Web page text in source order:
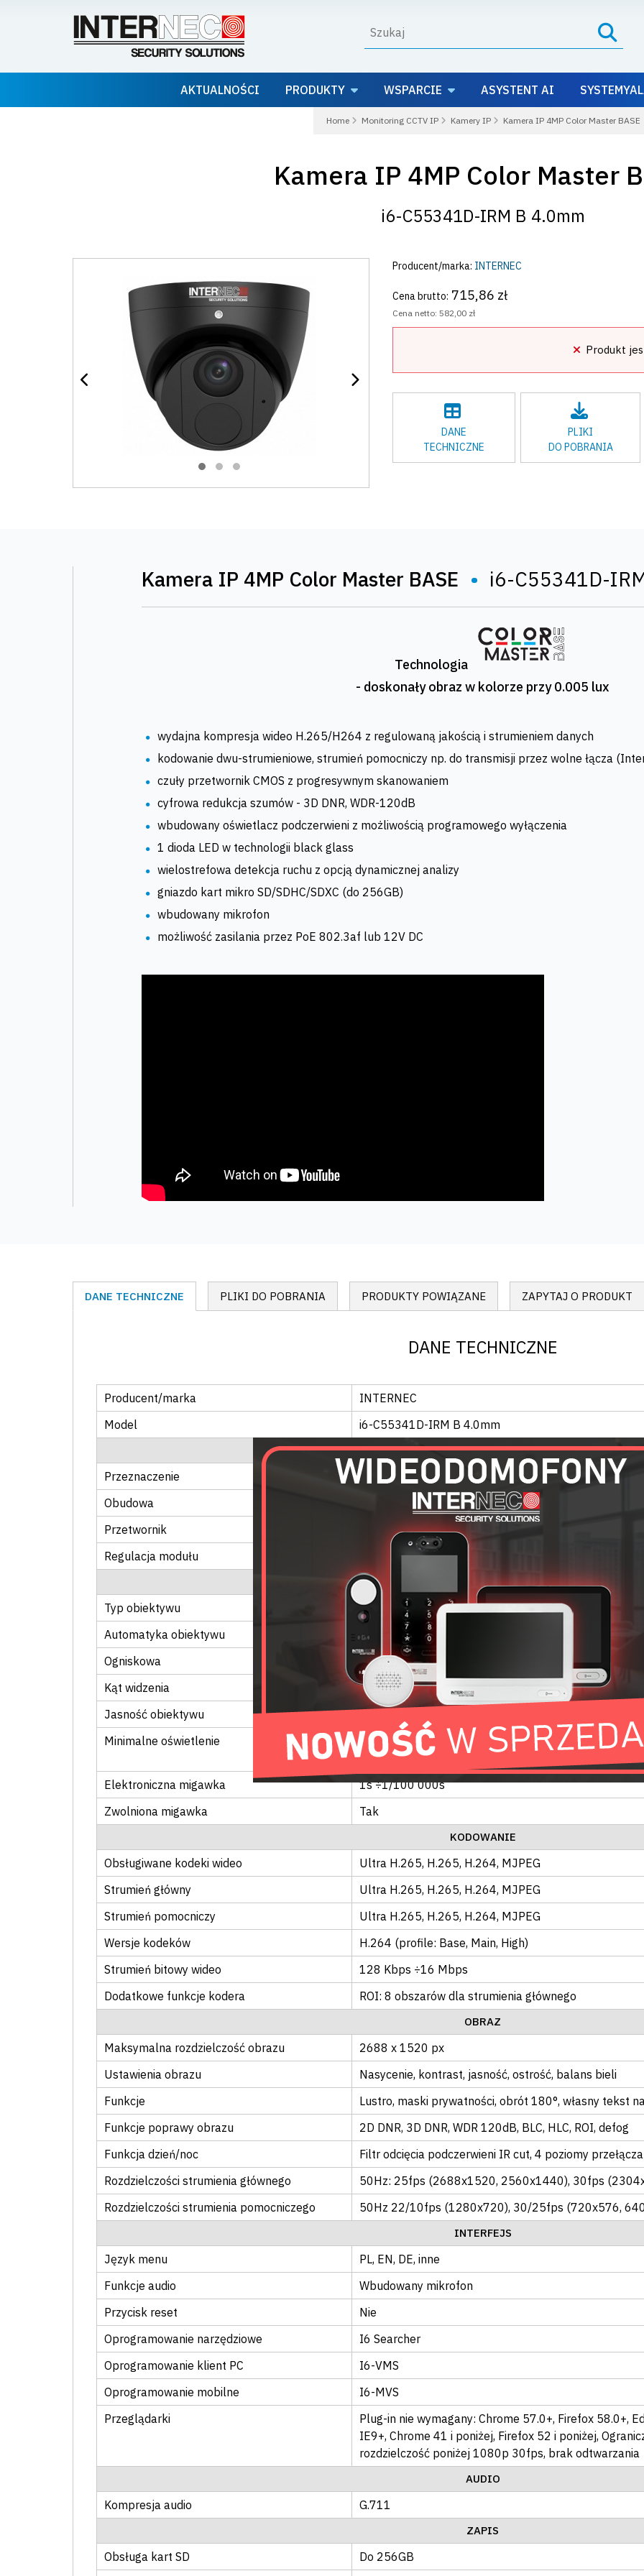
AKTUALNOŚCI PRODUKTY WSPARCIE ASYSTENT AI
Home Monitoring CCTV IP Kamery IP Kamera IP 4MP Color Master BASE
Kamera IP 4MP Color Master
i6-C55341D-IRM B 4.0mm
Producent/marka: INTERNEC
Cena brutto: 715,86 zł
Cena netto:582,00 zł
Produkt
DANE
TECHNICZNE
PLIKI
DO POBRANIA
Kamera IP 4MP Color Master BASE • i6-C55341D-
Technologia
- doskonały obraz w kolorze przy 0.005 lux
wydajna kompresja wideo H.265/H264 z regulowaną jakością i strumieniem danych
kodowanie dwu-strumieniowe, strumień pomocniczy np. do transmisji przez wolne łącza
czuły przetwornik CMOS z progresywnym skanowaniem
cyfrowa redukcja szumów - 3D DNR, WDR-120dB
wbudowany oświetlacz podczerwieni z możliwością programowego wyłączenia
1 dioda LED w technologii black glass
wielostrefowa detekcja ruchu z opcją dynamicznej analizy
gniazdo kart mikro SD/SDHC/SDXC (do 256GB)
wbudowany mikrofon
możliwość zasilania przez PoE 802.3af lub 12V DC
DANE TECHNICZNE PLIKI DO POBRANIA PRODUKTY POWIĄZANE ZAPYTAJ O PRODUKT
DANE TECHNICZNE
Producent/marka
INTERNEC
Model
i6-C55341D-IRM B 4.0mm
KAMERA
Przeznaczenie Wewnątrz, zewnątrz
Obudowa
Przetwornik
1/3” progressive scan CMOS
Regulacja modułu
OBIEKTYW
Typ obiektywu
Stałoogniskowy
Automatyka obiektywu
Brak
Ogniskowa
4 mm
Kąt widzenia
79,7°
Jasność obiektywu
F1.6
Minimalne oświetlenie
0.005Lux (F1.6, AGC ON)
0lux przy IR ON
Elektroniczna migawka
1s ÷1/100 000s
Zwolniona migawka
Tak
KODOWANIE
Obsługiwane kodeki wideo Ultra H.265, H.265, H.264, MJPEG
Strumień główny
Ultra H.265, H.265, H.264, MJPEG
Strumień pomocniczy
Ultra H.265, H.265, H.264, MJPEG
Wersje kodeków
H.264 (profile: Base, Main, High)
Strumień bitowy wideo
128 Kbps ÷16 Mbps
Dodatkowe funkcje kodera
ROI: 8 obszarów dla strumienia głównego
OBRAZ
Maksymalna rozdzielczość obrazu
2688 x 1520 px
Ustawienia obrazu
Nasycenie, kontrast, jasność, ostrość, balans bieli
Funkcje
Lustro, maski prywatności, obrót 180°, własny tekst
Funkcje poprawy obrazu
2D DNR, 3D DNR, WDR 120dB, BLC, HLC, ROI, defog
Funkcja dzień/noc
Filtr odcięcia podczerwieni IR cut, 4 poziomy
Rozdzielczości strumienia głównego
50Hz: 25fps (2688x1520, 2560x1440), 30fps
Rozdzielczości strumienia pomocniczego
50Hz 22/10fps (1280x720), 30/25fps (720x576,
INTERFEJS
Język menu PL, EN, DE, inne
Funkcje audio
Wbudowany mikrofon
Przycisk reset
Nie
Oprogramowanie narzędziowe
I6 Searcher
Oprogramowanie klient PC
I6-VMS
Oprogramowanie mobilne
I6-MVS
Przeglądarki
Plug-in nie wymagany: Chrome 57.0+, Firefox 58.0+,
IE9+, Chrome 41 i poniżej, Firefox 52 i poniżej,
rozdzielczość poniżej 1080p 30fps, brak odtwarzania
AUDIO
Kompresja audio G.711
ZAPIS
Obsługa kart SD Do 256GB